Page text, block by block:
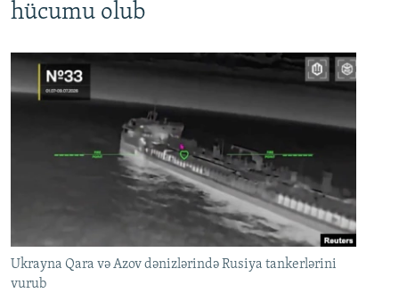
hücumu olub
Ukrayna Qara və Azov dənizlərində Rusiya tankerlərini
vurub